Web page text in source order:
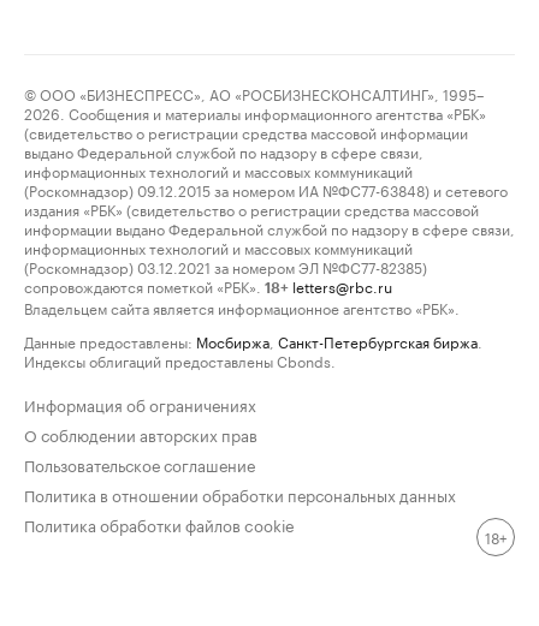
© ООО «БИЗНЕСПРЕСС», АО «РОСБИЗНЕСКОНСАЛТИНГ», 1995–
2026. Сообщения и материалы информационного агентства «РБК»
(свидетельство о регистрации средства массовой информации
выдано Федеральной службой по надзору в сфере связи,
информационных технологий и массовых коммуникаций
(Роскомнадзор) 09.12.2015 за номером ИА №ФС77-63848) и сетевого
издания «РБК» (свидетельство о регистрации средства массовой
информации выдано Федеральной службой по надзору в сфере связи,
информационных технологий и массовых коммуникаций
(Роскомнадзор) 03.12.2021 за номером ЭЛ №ФС77-82385)
сопровождаются пометкой «РБК».
18+ letters@rbc.ru
Владельцем сайта является информационное агентство «РБК».
Данные предоставлены: Мосбиржа Санкт-Петербургская биржа
Индексы облигаций предоставлены Cbonds.
Информация об ограничениях
О соблюдении авторских прав
Пользовательское соглашение
Политика в отношении обработки персональных данных
Политика обработки файлов cookie
18+